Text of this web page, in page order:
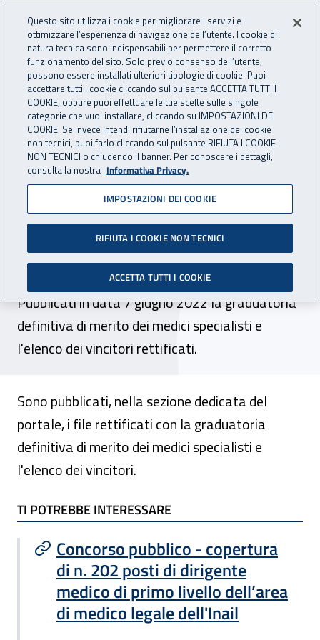
INAIL - Istituto Nazionale
Apri cerca
Navigazione principale
Navigazione - Ti trovi in:
Home Inail comunica Avvisi
Concorso pubblico per la
copertura di n. 202 posti di
dirigente medico di primo
livello dell’area di medico
legale: rettifica
Pubblicati in data 7 giugno 2022 la graduatoria
definitiva di merito dei medici specialisti e
l'elenco dei vincitori rettificati.
Sono pubblicati, nella sezione dedicata del
portale, i file rettificati con la graduatoria
definitiva di merito dei medici specialisti e
l'elenco dei vincitori.
TI POTREBBE INTERESSARE
TI POTREBBE INTERESSARE
Concorso pubblico - copertura
di n. 202 posti di dirigente
medico di primo livello dell’area
di medico legale dell'Inail
Questo sito utilizza i cookie per migliorare i servizi e
ottimizzare l’esperienza di navigazione dell’utente. I cookie di
natura tecnica sono indispensabili per permettere il corretto
funzionamento del sito. Solo previo consenso dell’utente,
possono essere installati ulteriori tipologie di cookie. Puoi
accettare tutti i cookie cliccando sul pulsante ACCETTA TUTTI I
COOKIE, oppure puoi effettuare le tue scelte sulle singole
categorie che vuoi installare, cliccando su IMPOSTAZIONI DEI
COOKIE. Se invece intendi rifiutarne l’installazione dei cookie
non tecnici, puoi farlo cliccando sul pulsante RIFIUTA I COOKIE
NON TECNICI o chiudendo il banner. Per conoscere i dettagli,
consulta la nostra Informativa Privacy.
IMPOSTAZIONI DEI COOKIE
RIFIUTA I COOKIE NON TECNICI
ACCETTA TUTTI I COOKIE